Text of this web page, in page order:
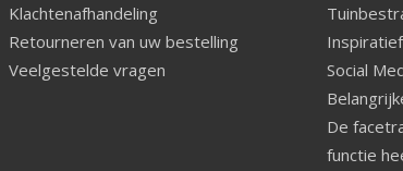
Klachtenafhandeling
Retourneren van uw bestelling
Veelgestelde vragen
Social
De
functie